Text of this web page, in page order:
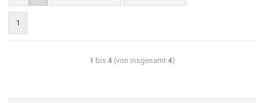
1
1 bis 4(von insgesamt 4)